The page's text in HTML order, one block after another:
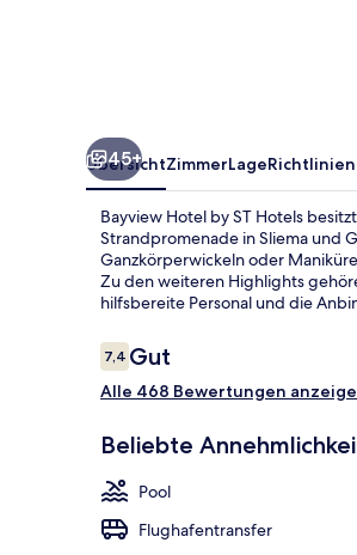
45+
ÜbersichtZimmerLageRichtlinien
Bayview Hotel by ST Hotels
Strandpromenade in Sliema und
Ganzkörperwickeln oder
Zu den weiteren Highlights
hilfsbereite Personal und die
Bewertungen
7,47,4 von 10.
Gut
Alle 468 Bewertungen
Beliebte
Pool
Flughafentransfer